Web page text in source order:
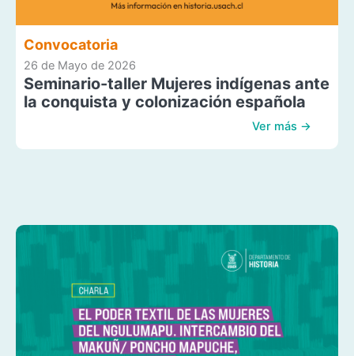
Convocatoria
26 de Mayo de 2026
Seminario-taller Mujeres indígenas ante
la conquista y colonización española
Ver más →